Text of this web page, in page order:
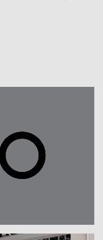
und
stehen im
Industrie agiert
neuen